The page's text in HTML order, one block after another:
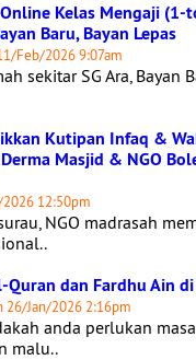
Kelas Mengaji (1-
Baru, Bayan Lepas
Feb/2026 9:07am
sekitar SG Ara, Bayan
Kutipan Infaq &
Masjid & NGO
2026 12:50pm
NGO madrasah
Quran dan Fardhu Ain
26/Jan/2026 2:16pm
anda perlukan
malu..